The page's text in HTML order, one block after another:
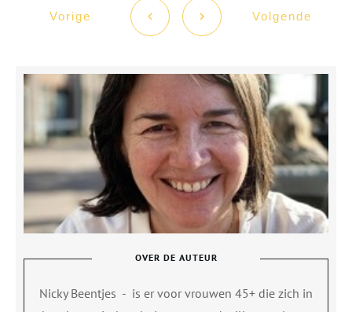
Vorige Volgende
OVER DE AUTEUR
Nicky Beentjes - is er voor vrouwen 45+ die zich in